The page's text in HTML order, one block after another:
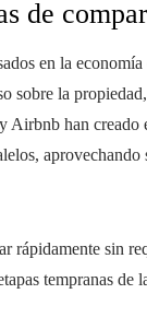
de
en la
sobre la
han creado
rápidamente sin
tempranas de